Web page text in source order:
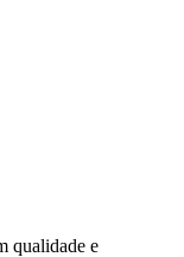
qualidade e